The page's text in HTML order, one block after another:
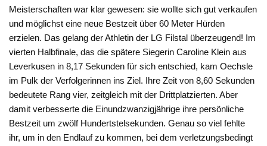
Meisterschaften war klar gewesen: sie wollte sich gut verkaufen
und möglichst eine neue Bestzeit über 60 Meter Hürden
erzielen. Das gelang der Athletin der LG Filstal überzeugend! Im
vierten Halbfinale, das die spätere Siegerin Caroline Klein aus
Leverkusen in 8,17 Sekunden für sich entschied, kam Oechsle
im Pulk der Verfolgerinnen ins Ziel. Ihre Zeit von 8,60 Sekunden
bedeutete Rang vier, zeitgleich mit der Drittplatzierten. Aber
damit verbesserte die Einundzwanzigjährige ihre persönliche
Bestzeit um zwölf Hundertstelsekunden. Genau so viel fehlte
ihr, um in den Endlauf zu kommen, bei dem verletzungsbedingt